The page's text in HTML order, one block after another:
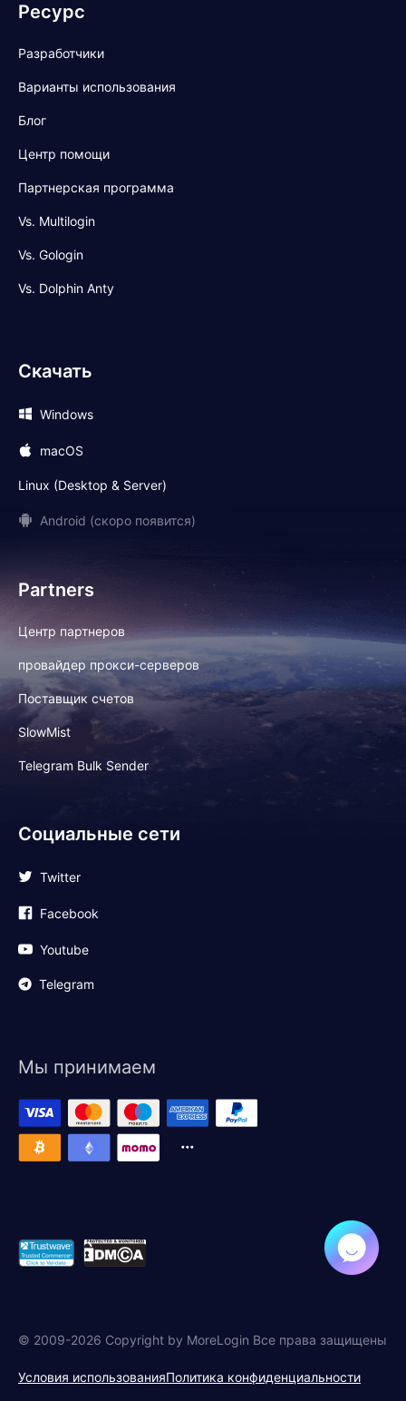
Ресурс
Разработчики
Варианты использования
Блог
Центр помощи
Партнерская программа
Vs. Multilogin
Vs. Gologin
Vs. Dolphin Anty
Скачать
Windows
macOS
Linux (Desktop & Server)
Android (скоро появится)
Partners
Центр партнеров
провайдер прокси-серверов
Поставщик счетов
SlowMist
Telegram Bulk Sender
Социальные сети
Twitter
Facebook
Youtube
Telegram
Мы принимаем
© 2009-2026 Copyright by MoreLogin Все права защищены
Условия использованияПолитика конфиденциальности